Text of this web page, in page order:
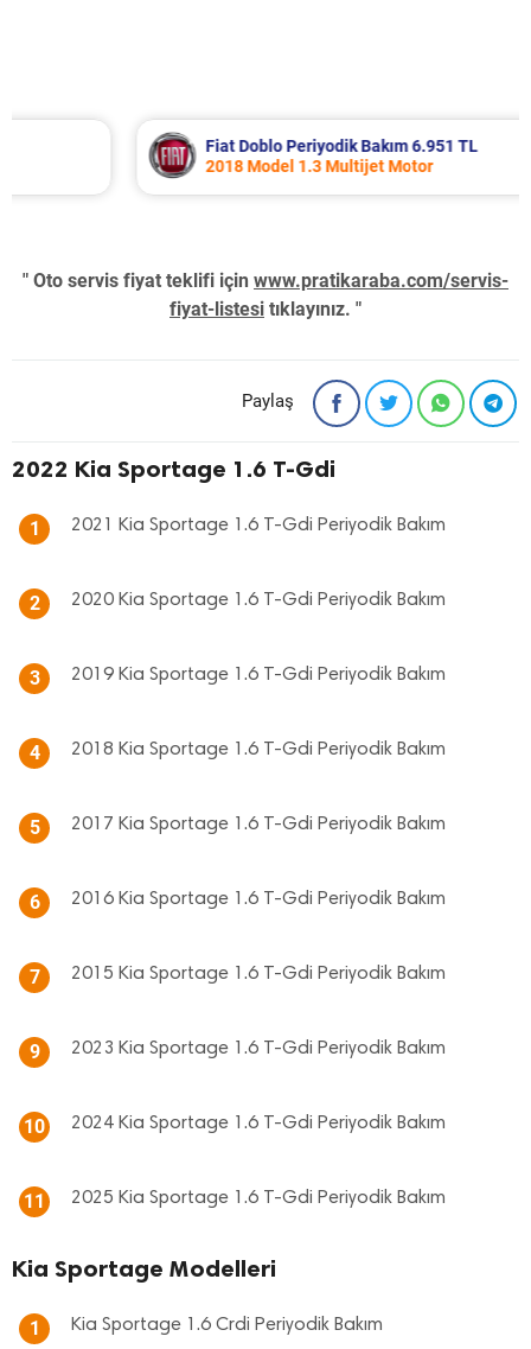
Fiat Doblo Periyodik Bakım 6.951 TL
2018 Model 1.3 Multijet Motor
" Oto servis fiyat teklifi için www.pratikaraba.com/servis-
fiyat-listesi tıklayınız. "
Paylaş
2022 Kia Sportage 1.6 T-Gdi
1 2021 Kia Sportage 1.6 T-Gdi Periyodik Bakım
2 2020 Kia Sportage 1.6 T-Gdi Periyodik Bakım
3 2019 Kia Sportage 1.6 T-Gdi Periyodik Bakım
4 2018 Kia Sportage 1.6 T-Gdi Periyodik Bakım
5 2017 Kia Sportage 1.6 T-Gdi Periyodik Bakım
6 2016 Kia Sportage 1.6 T-Gdi Periyodik Bakım
7 2015 Kia Sportage 1.6 T-Gdi Periyodik Bakım
9 2023 Kia Sportage 1.6 T-Gdi Periyodik Bakım
10 2024 Kia Sportage 1.6 T-Gdi Periyodik Bakım
11 2025 Kia Sportage 1.6 T-Gdi Periyodik Bakım
Kia Sportage Modelleri
1 Kia Sportage 1.6 Crdi Periyodik Bakım